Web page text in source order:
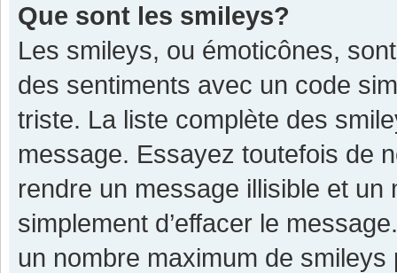
Que sont les smileys?
Les smileys, ou émoticônes,
des sentiments avec un code
triste. La liste complète des
message. Essayez toutefois de
rendre un message illisible et
simplement d’effacer le
un nombre maximum de smileys